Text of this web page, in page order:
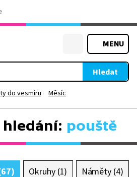
MENU
Hledat
do vesmíru Měsíc
pouště
Okruhy (1) Náměty (4)